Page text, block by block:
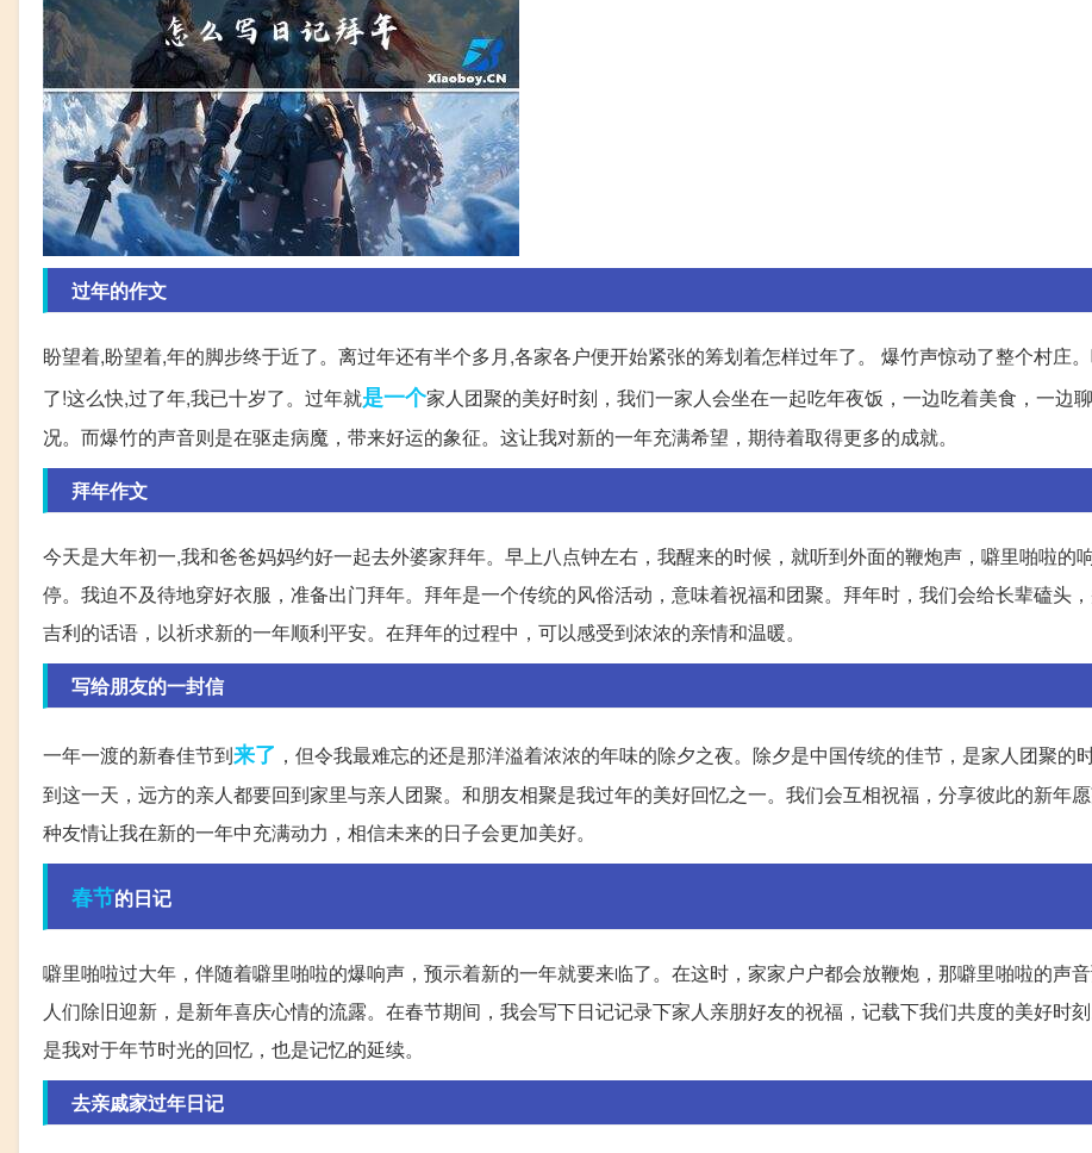
过年的作文
盼望着,盼望着,年的脚步终于近了。离过年还有半个多月,各家各户便开始紧张的筹划着怎样过年了。 爆竹声惊动了整个村庄
了!这么快,过了年,我已十岁了。过年就是一个家人团聚的美好时刻，我们一家人会坐在一起吃年夜饭，一边吃着美食，一边
况。而爆竹的声音则是在驱走病魔，带来好运的象征。这让我对新的一年充满希望，期待着取得更多的成就。
拜年作文
今天是大年初一,我和爸爸妈妈约好一起去外婆家拜年。早上八点钟左右，我醒来的时候，就听到外面的鞭炮声，噼里啪啦的
停。我迫不及待地穿好衣服，准备出门拜年。拜年是一个传统的风俗活动，意味着祝福和团聚。拜年时，我们会给长辈磕头
吉利的话语，以祈求新的一年顺利平安。在拜年的过程中，可以感受到浓浓的亲情和温暖。
写给朋友的一封信
一年一渡的新春佳节到来了 ，但令我最难忘的还是那洋溢着浓浓的年味的除夕之夜。除夕是中国传统的佳节，是家人团聚的
到这一天，远方的亲人都要回到家里与亲人团聚。和朋友相聚是我过年的美好回忆之一。我们会互相祝福，分享彼此的新年
种友情让我在新的一年中充满动力，相信未来的日子会更加美好。
春节的日记
噼里啪啦过大年，伴随着噼里啪啦的爆响声，预示着新的一年就要来临了。在这时，家家户户都会放鞭炮，那噼里啪啦的声
人们除旧迎新，是新年喜庆心情的流露。在春节期间，我会写下日记记录下家人亲朋好友的祝福，记载下我们共度的美好时
是我对于年节时光的回忆，也是记忆的延续。
去亲戚家过年日记